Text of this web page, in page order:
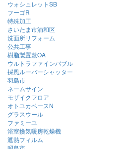
ウォシュレットSB
フーゴR
特殊加工
さいたま市浦和区
洗面所リフォーム
公共工事
樹脂製置敷OA
ウルトラファインバブル
採風ルーバーシャッター
羽島市
ネームサイン
モザイクフロア
オトユカベースN
グラスウール
ファミーユ
浴室換気暖房乾燥機
遮熱フィルム